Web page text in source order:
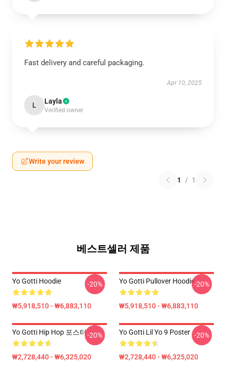
Fast delivery and careful packaging.
Apr 10, 2025
L Layla
Verified owner
Write your review
1 / 1
베스트셀러 제품
Yo Gotti Hoodie
₩5,918,510 - ₩6,883,110
-20% Yo Gotti Pullover Hoodie
₩5,918,510 - ₩6,883,110
-20%
Yo Gotti Hip Hop 포스터
₩2,728,440 - ₩6,325,020
-20% Yo Gotti Lil Yo 9 Poster
₩2,728,440 - ₩6,325,020
-20%